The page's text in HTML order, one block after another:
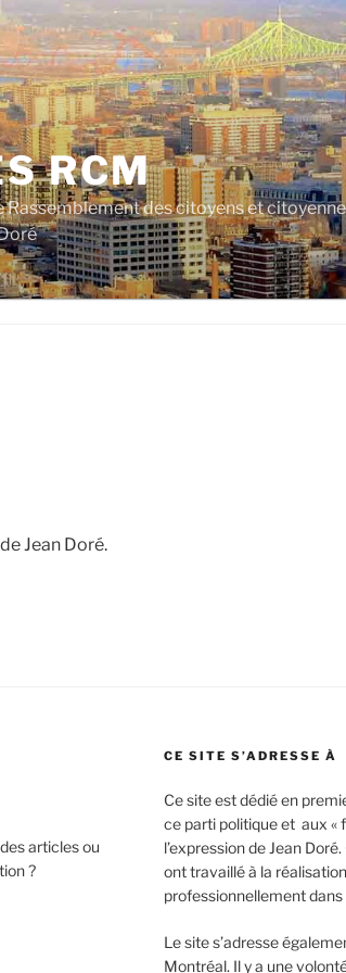
RCM
des citoyens et
Jean Doré.
articles ou
?
CE SITE S’ADRESSE À
Ce site est dédié en
ce parti politique et aux «
l’expression de Jean
ont travaillé à la
professionnellement
Le site s’adresse
Montréal. Il y a une